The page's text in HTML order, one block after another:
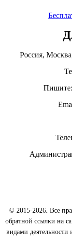
Россия,
Пишите:
© 2015-2026. Все
обратной ссылки на
видами деятельности